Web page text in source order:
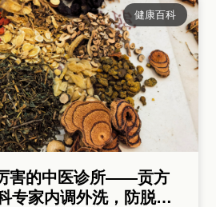
健康百科
害的中医诊所——贡方
专家内调外洗，防脱乌